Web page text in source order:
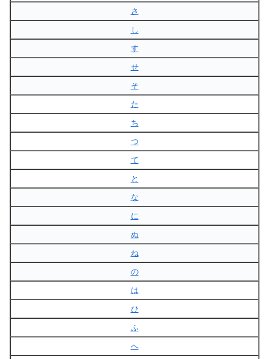
さ
し
す
せ
そ
た
ち
つ
て
と
な
に
ぬ
ね
の
は
ひ
ふ
へ